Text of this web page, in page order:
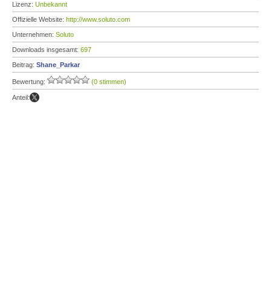
Lizenz: Unbekannt
Offizielle Website: http://www.soluto.com
Unternehmen: Soluto
Downloads insgesamt: 697
Beitrag: Shane_Parkar
Bewertung: (0 stimmen)
Anteil: